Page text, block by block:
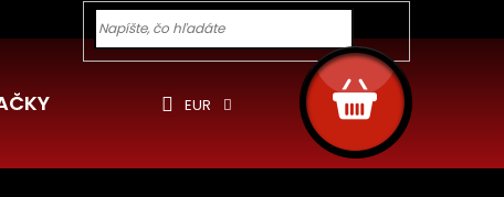
pre Vás Ochrana osobných údajov
EUR
NÁKUPNÝ
KOŠÍK